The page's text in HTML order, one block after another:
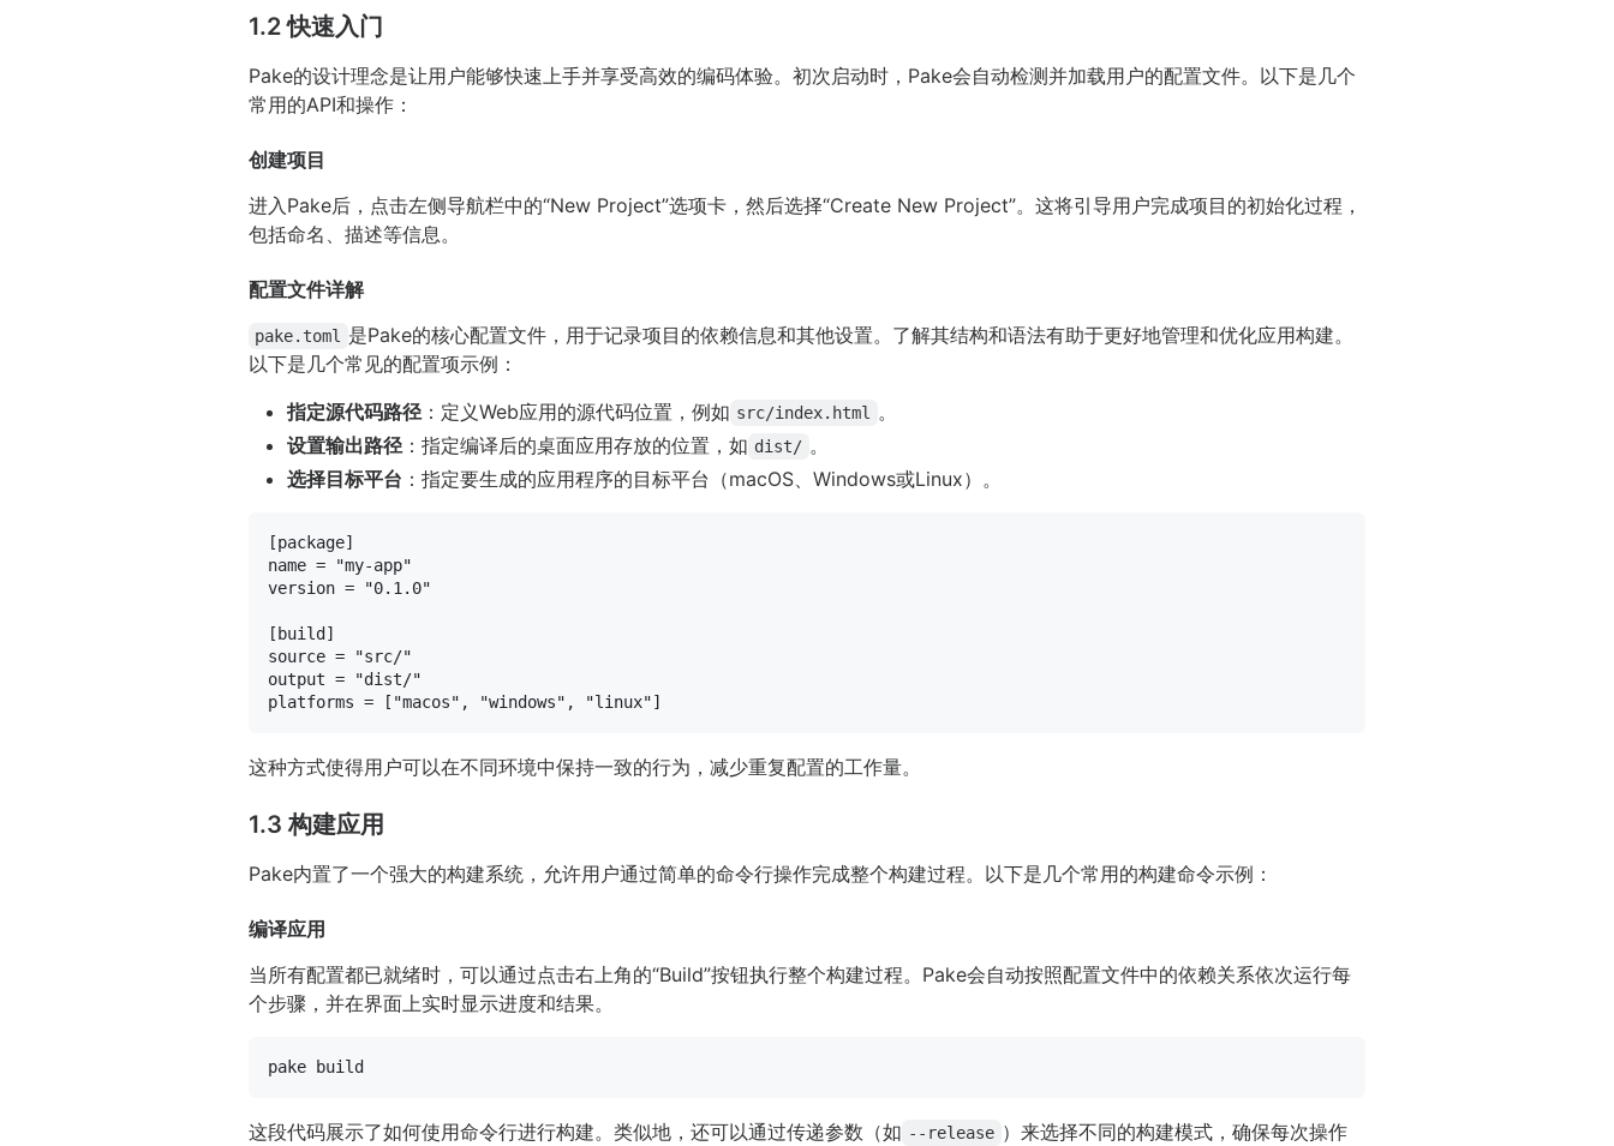
1.2 快速入门
Pake的设计理念是让用户能够快速上手并享受高效的编码体验。初次启动时，Pake会自动检测并加载用户的配置文件。以下是几个
常用的API和操作：
创建项目
进入Pake后，点击左侧导航栏中的“New Project”选项卡，然后选择“Create New Project”。这将引导用户完成项目的初始化过程，
包括命名、描述等信息。
配置文件详解
pake.toml
是Pake的核心配置文件，用于记录项目的依赖信息和其他设置。了解其结构和语法有助于更好地管理和优化应用构建。
以下是几个常见的配置项示例：
指定源代码路径：定义Web应用的源代码位置，例如 src/index.html
。
设置输出路径：指定编译后的桌面应用存放的位置，如 dist/ 。
选择目标平台 ：指定要生成的应用程序的目标平台（macOS、Windows或Linux）。
[package]
name =
"my-app"
version = "0.1.0"
[build]
source =
"src/"
output =
"dist/"
platforms = [ "macos" , "windows" , "linux"
这种方式使得用户可以在不同环境中保持一致的行为，减少重复配置的工作量。
1.3 构建应用
Pake内置了一个强大的构建系统，允许用户通过简单的命令行操作完成整个构建过程。以下是几个常用的构建命令示例：
编译应用
当所有配置都已就绪时，可以通过点击右上角的“Build”按钮执行整个构建过程。Pake会自动按照配置文件中的依赖关系依次运行每
个步骤，并在界面上实时显示进度和结果。
这段代码展示了如何使用命令行进行构建。类似地，还可以通过传递参数（如 --release ）来选择不同的构建模式，确保每次操作